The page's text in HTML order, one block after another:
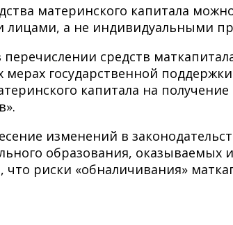
материнского капитала
лицами, а не индивидуальными
средств
государственной
капитала на
изменений в
образования,
что риски «обналичивания»